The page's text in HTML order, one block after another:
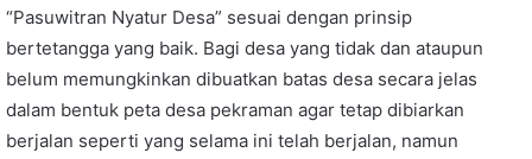
“Pasuwitran Nyatur Desa” sesuai dengan prinsip
bertetangga yang baik. Bagi desa yang tidak dan ataupun
belum memungkinkan dibuatkan batas desa secara jelas
dalam bentuk peta desa pekraman agar tetap dibiarkan
berjalan seperti yang selama ini telah berjalan, namun